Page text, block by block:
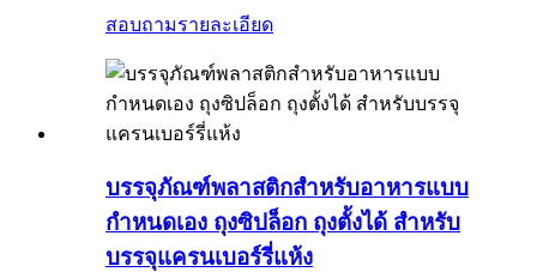
สอบถามรายละเอียด
บรรจุภัณฑ์พลาสติกสำหรับอาหารแบบ
กำหนดเอง ถุงซิปล็อก ถุงตั้งได้ สำหรับ
บรรจุแครนเบอร์รี่แห้ง